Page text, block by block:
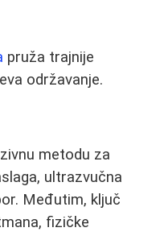
pruža trajnije
održavanje.
metodu za
ultrazvučna
Međutim, ključ
fizičke